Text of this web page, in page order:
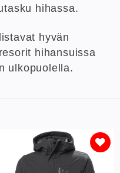
hihassa.
hyvän
hihansuissa
ulkopuolella.
Lisää